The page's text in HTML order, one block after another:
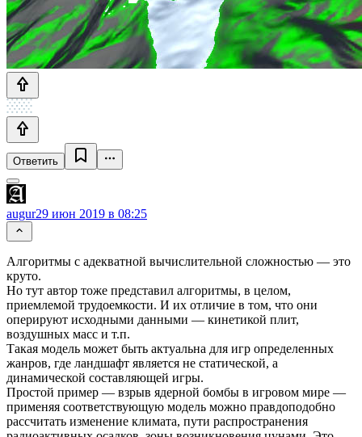
Ответить
augur29 июн 2019 в 08:25
Алгоритмы с адекватной вычислительной сложностью — это
круто.
Но тут автор тоже представил алгоритмы, в целом,
приемлемой трудоемкости. И их отличие в том, что они
оперируют исходными данными — кинетикой плит,
воздушных масс и т.п.
Такая модель может быть актуальна для игр определенных
жанров, где ландшафт является не статической, а
динамической составляющей игры.
Простой пример — взрыв ядерной бомбы в игровом мире —
применяя соответствующую модель можно правдоподобно
рассчитать изменение климата, пути распространения